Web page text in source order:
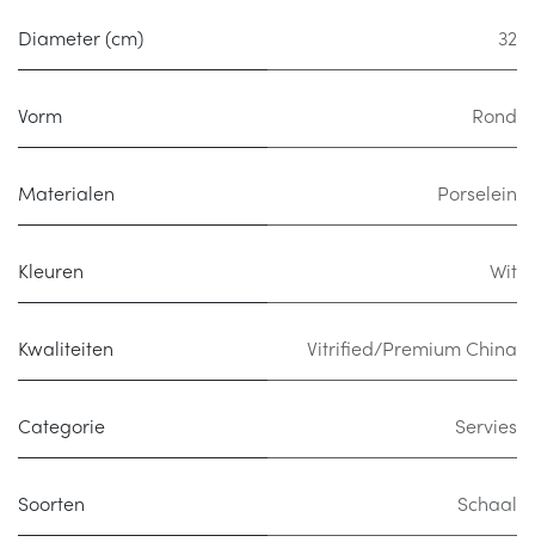
Diameter (cm) 32
Vorm Rond
Materialen Porselein
Kleuren Wit
Kwaliteiten Vitrified/Premium China
Categorie Servies
Soorten Schaal